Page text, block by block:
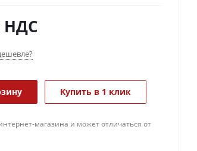
НДС
Купить в 1 клик
магазина и может отличаться от